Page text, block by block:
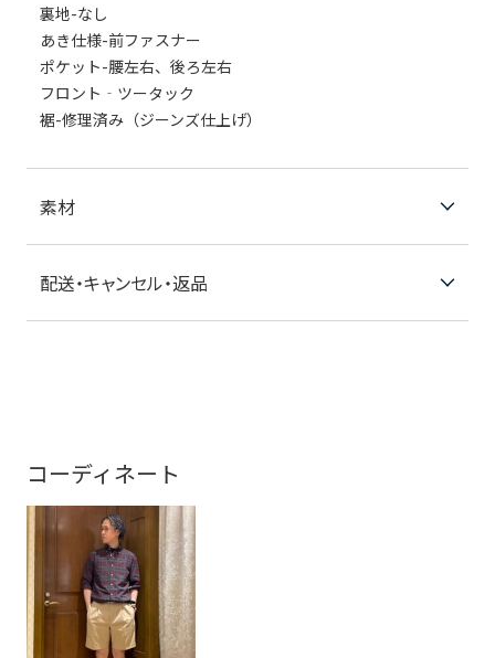
裏地-なし
あき仕様-前ファスナー
ポケット-腰左右、後ろ左右
フロント‐ツータック
裾-修理済み（ジーンズ仕上げ）
素材
配送・キャンセル・返品
コーディネート